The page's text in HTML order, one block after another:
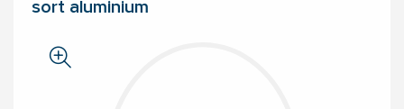
sort aluminium